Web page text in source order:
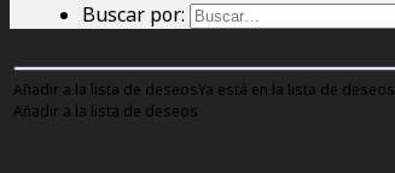
Buscar por:
Añadir a la lista de deseosYa está en la lista de deseos
Añadir a la lista de deseos